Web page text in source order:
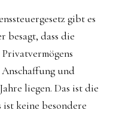
gibt es
besagt, dass die
und
liegen. Das ist die
ist keine besondere